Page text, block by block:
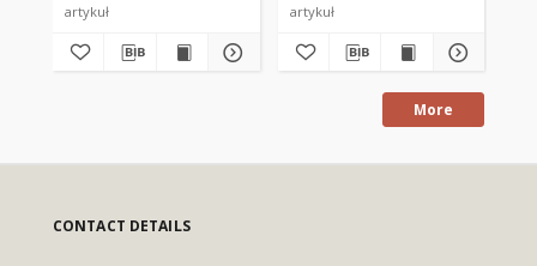
artykuł artykuł
More
CONTACT DETAILS